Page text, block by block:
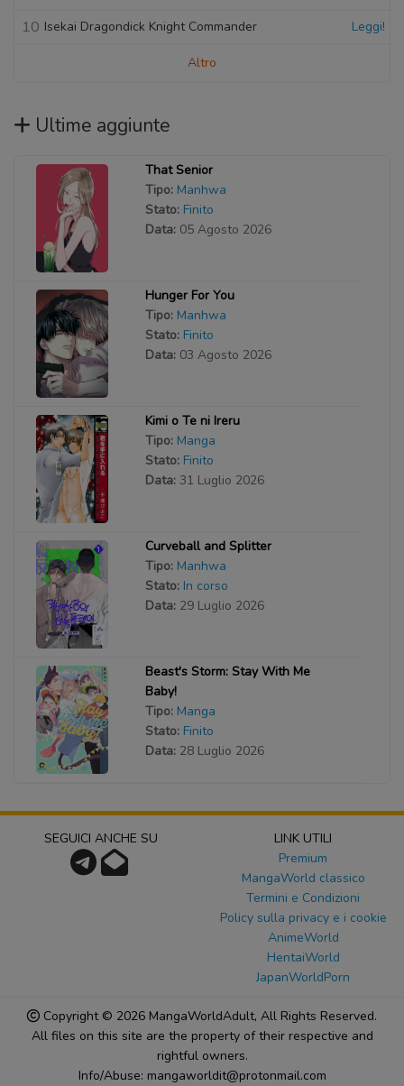
10 Isekai Dragondick Knight Commander Leggi!
Altro
Ultime aggiunte
That Senior
Tipo: Manhwa
Stato: Finito
Data: 05 Agosto 2026
Hunger For You
Tipo: Manhwa
Stato: Finito
Data: 03 Agosto 2026
Kimi o Te ni Ireru
Tipo: Manga
Stato: Finito
Data: 31 Luglio 2026
Curveball and Splitter
Tipo: Manhwa
Stato: In corso
Data: 29 Luglio 2026
Beast's Storm: Stay With Me
Baby!
Tipo: Manga
Stato: Finito
Data: 28 Luglio 2026
SEGUICI ANCHE SU
LINK UTILI
Premium
MangaWorld classico
Termini e Condizioni
Policy sulla privacy e i cookie
AnimeWorld
HentaiWorld
JapanWorldPorn
Copyright © 2026 MangaWorldAdult, All Rights Reserved.
All files on this site are the property of their respective and
rightful owners.
Info/Abuse: mangaworldit@protonmail.com